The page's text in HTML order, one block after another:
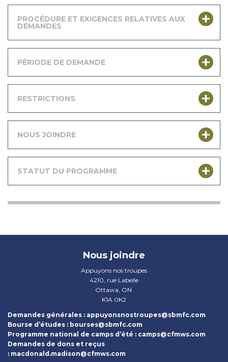
PROCÉDURE ET EXIGENCES RELATIVES AUX
DEMANDES
PÉRIODE DE DEMANDE
RESTRICTIONS
NOUS JOINDRE
STATUT DU PROGRAMME
Nous joindre
Appuyons nos troupes
4210, rue Labelle
Ottawa, ON
K1A 0K2
Demandes générales : appuyonsnostroupes@sbmfc.com
Bourse d’études : bourses@sbmfc.com
Programme national de camps d’été : camps@cfmws.com
Demandes de dons et reçus​
: macdonald.madison@cfmws.com